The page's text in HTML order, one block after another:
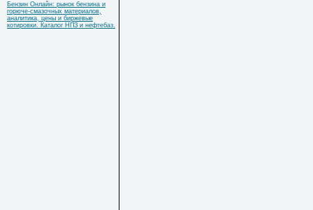
Бензин Онлайн: рынок бензина и
горюче-смазочных материалов,
аналитика, цены и биржевые
котировки. Каталог НПЗ и нефтебаз.